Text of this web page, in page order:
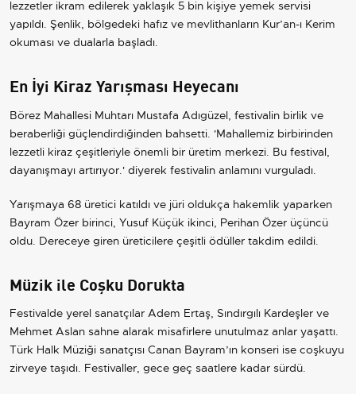
lezzetler ikram edilerek yaklaşık 5 bin kişiye yemek servisi
yapıldı. Şenlik, bölgedeki hafız ve mevlithanların Kur’an-ı Kerim
okuması ve dualarla başladı.
En İyi Kiraz Yarışması Heyecanı
Börez Mahallesi Muhtarı Mustafa Adıgüzel, festivalin birlik ve
beraberliği güçlendirdiğinden bahsetti. 'Mahallemiz birbirinden
lezzetli kiraz çeşitleriyle önemli bir üretim merkezi. Bu festival,
dayanışmayı artırıyor.' diyerek festivalin anlamını vurguladı.
Yarışmaya 68 üretici katıldı ve jüri oldukça hakemlik yaparken
Bayram Özer birinci, Yusuf Küçük ikinci, Perihan Özer üçüncü
oldu. Dereceye giren üreticilere çeşitli ödüller takdim edildi.
Müzik ile Coşku Dorukta
Festivalde yerel sanatçılar Adem Ertaş, Sındırgılı Kardeşler ve
Mehmet Aslan sahne alarak misafirlere unutulmaz anlar yaşattı.
Türk Halk Müziği sanatçısı Canan Bayram’ın konseri ise coşkuyu
zirveye taşıdı. Festivaller, gece geç saatlere kadar sürdü.